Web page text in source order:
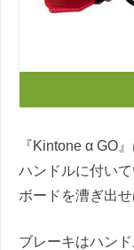
『Kintone α GO
ハンドルに付い
ボードを漕ぎ出せ
ブレーキはハン